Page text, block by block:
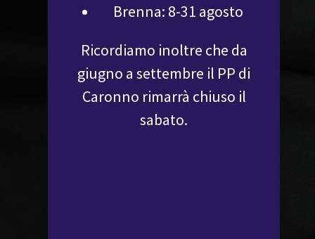
Brenna: 8-31 agosto
Ricordiamo inoltre che da
giugno a settembre il PP di
Caronno rimarrà chiuso il
sabato.